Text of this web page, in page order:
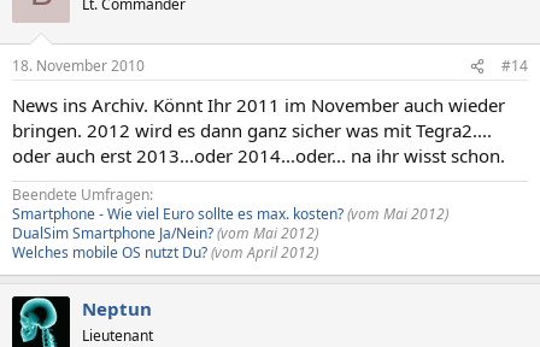
18. November 2010 #14
News ins Archiv. Könnt Ihr 2011 im November auch wieder
bringen. 2012 wird es dann ganz sicher was mit Tegra2....
oder auch erst 2013...oder 2014...oder... na ihr wisst schon.
Beendete Umfragen:
Smartphone - Wie viel Euro sollte es max. kosten?(vom Mai 2012)
DualSim Smartphone Ja/Nein?(vom Mai 2012)
Welches mobile OS nutzt Du?(vom April 2012)
Neptun
Lieutenant